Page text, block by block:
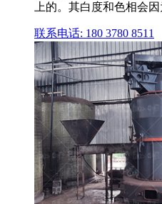
上的。其白度和色相会
联系电话: 180 3780 8511